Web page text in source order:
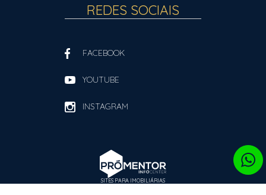
REDES SOCIAIS
FACEBOOK
YOUTUBE
INSTAGRAM
SITES PARA IMOBILIÁRIAS